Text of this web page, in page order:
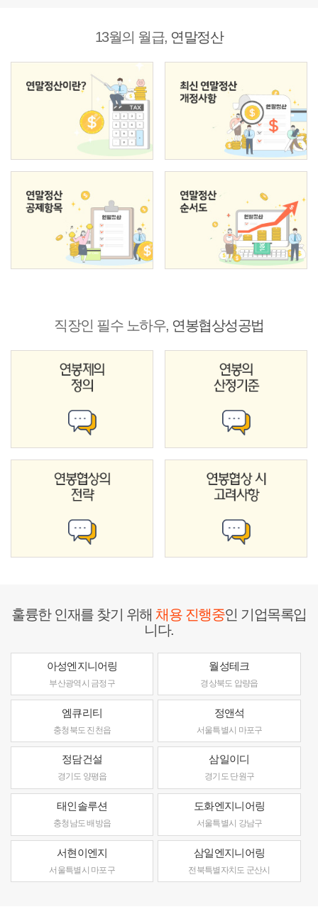
13월의 월급, 연말정산
직장인 필수 노하우, 연봉협상성공법
훌륭한 인재를 찾기 위해채용 진행중인 기업목록입
니다.
아성엔지니어링
부산광역시 금정구
월성테크
경상북도 압량읍
엠큐리티
충청북도 진천읍
정앤석
서울특별시 마포구
정담건설
경기도 양평읍
삼일이디
경기도 단원구
태인솔루션
충청남도 배방읍
도화엔지니어링
서울특별시 강남구
서현이엔지
서울특별시 마포구
삼일엔지니어링
전북특별자치도 군산시